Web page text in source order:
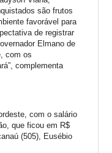
são frutos
favorável para
de registrar
Elmano de
com os
complementa
com o salário
que ficou em R$
(505), Eusébio